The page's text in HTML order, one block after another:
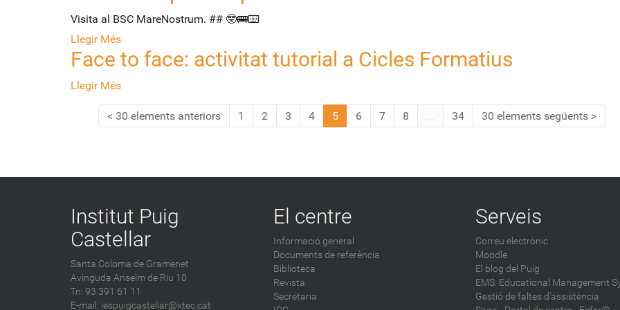
Visita al BSC MareNostrum. ## 🤓🚌⌨️
Llegir Més
Face to face: activitat tutorial a Cicles Formatius
Llegir Més
30 elements anteriors 1 2 3 4 5 6 7 8 ... 34 30 elements següents
Institut Puig
Castellar
Santa Coloma de Gramenet
Avinguda Anselm de Riu 10
Tn: 93 391 61 11
E-mail: iespuigcastellar@xtec.cat
El centre
Informació general
Documents de referència
Biblioteca
Revista
Secretaria
Serveis
Correu electrònic
Moodle
El blog del Puig
EMS: Educational Management
Gestió de faltes d'assistència